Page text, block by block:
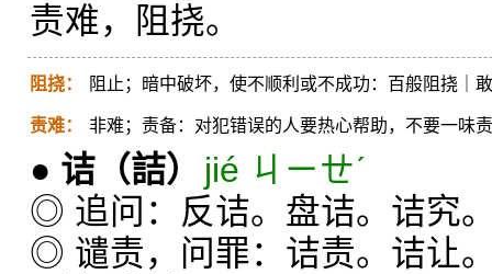
责难，阻挠。
阻挠： 阻止；暗中破坏，使不顺利或不成功：百般阻挠｜
责难： 非难；责备：对犯错误的人要热心帮助，不要一味
● 诘 （詰）
jié ㄐㄧㄝˊ
◎ 追问：反诘。盘诘。诘究
◎ 谴责，问罪：诘责。诘让